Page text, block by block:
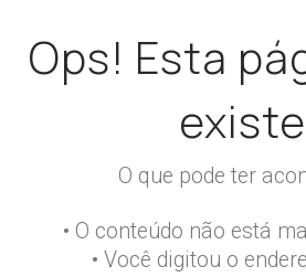
Ops! Esta
O que pode ter
• O conteúdo não está
• Você digitou o